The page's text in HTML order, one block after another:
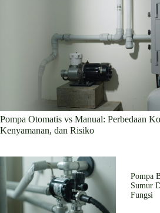
Pompa Otomatis vs Manual: Perbedaan
Kenyamanan, dan Risiko
Pompa
Sumur
Fungsi